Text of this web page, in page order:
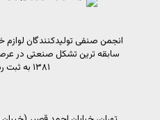
انجمن صنفی تولیدکنندگان لوازم
سابقه ترین تشکل صنعتی در
۱۳۸۱ به ثبت رسیده است.